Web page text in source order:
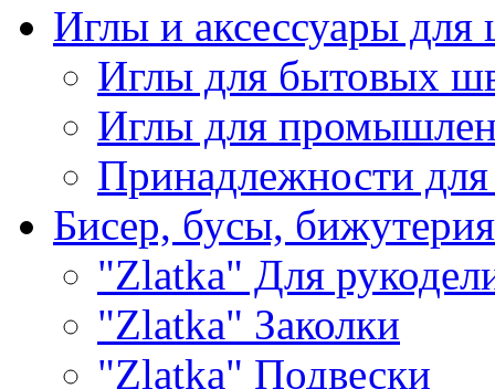
Иглы и аксессуары
Иглы для бытовых
Иглы для
Принадлежности
Бисер, бусы, бижутерия
"Zlatka" Для
"Zlatka" Заколки
"Zlatka" Подвески